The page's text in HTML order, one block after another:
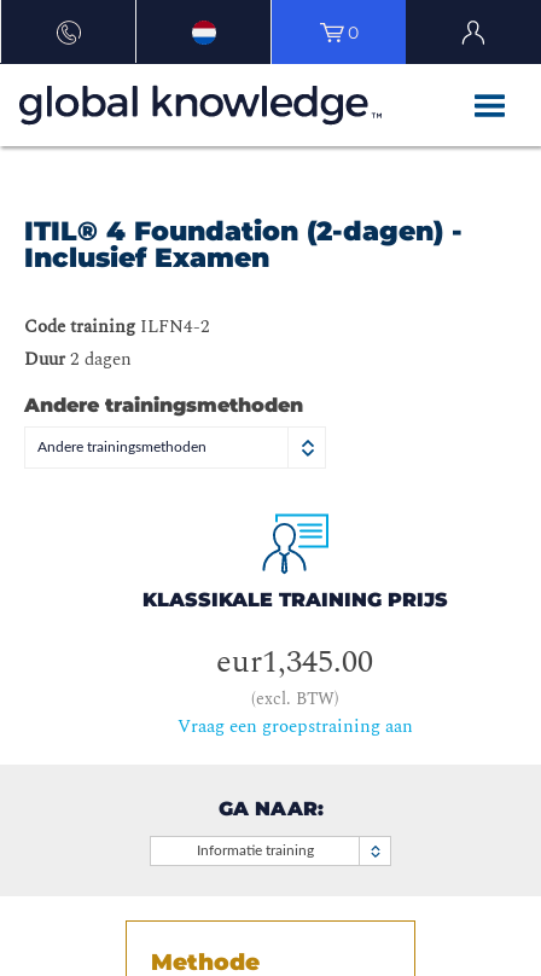
0
ITIL® 4 Foundation (2-dagen) -
Inclusief Examen
Code training ILFN4-2
Duur2 dagen
Andere trainingsmethoden
Andere trainingsmethoden
KLASSIKALE TRAINING PRIJS
eur1,345.00
(excl. BTW)
Vraag een groepstraining aan
GA NAAR:
Informatie training
Methode